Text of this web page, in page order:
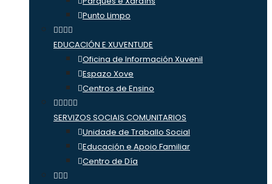
Punto Limpo
EDUCACIÓN E XUVENTUDE
Oficina de Información Xuvenil
Espazo Xove
Centros de Ensino
SERVIZOS SOCIAIS COMUNITARIOS
Unidade de Traballo Social
Educación e Apoio Familiar
Centro de Día